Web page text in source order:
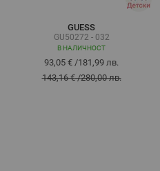
GUESS
GU50272 - 032
В НАЛИЧНОСТ
93,05 € /181,99 лв.
143,16 €/280,00 лв.